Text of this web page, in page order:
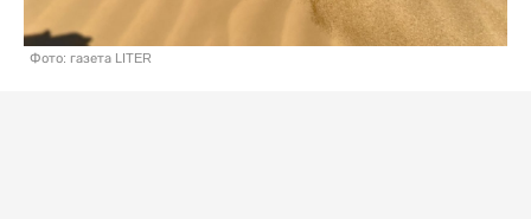
Фото: газета LITER